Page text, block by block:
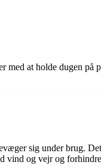
med at holde dugen
sig under brug.
vind og vejr og